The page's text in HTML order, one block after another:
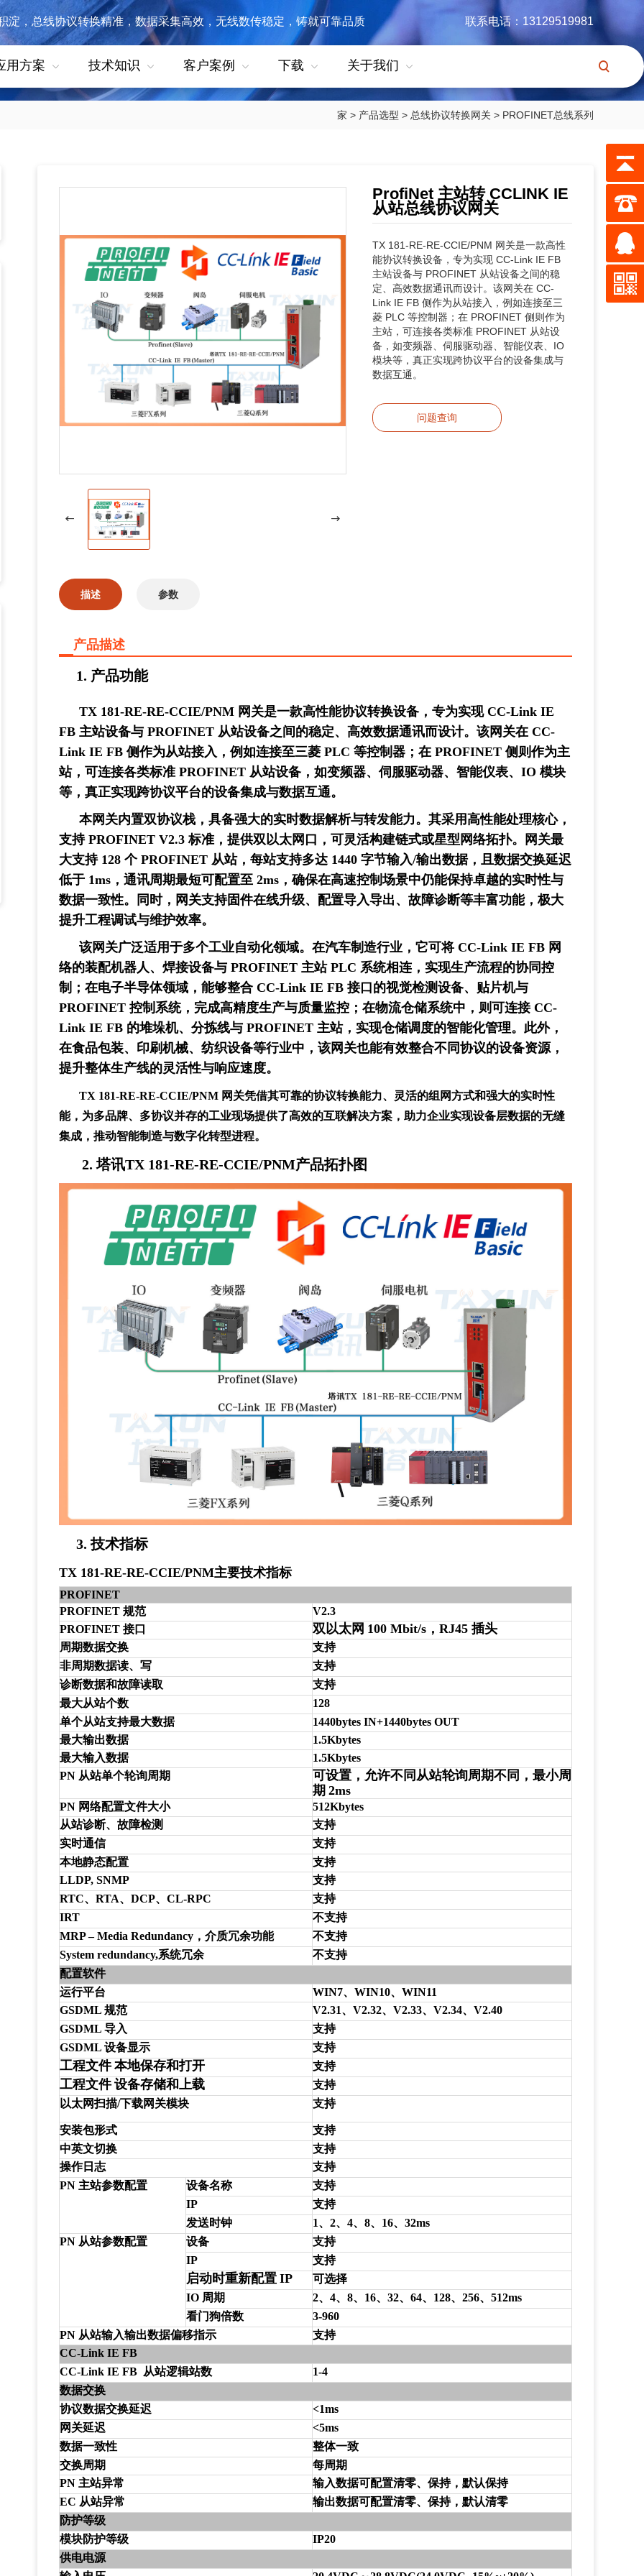
淀，总线协议转换精准，数据采集高效，无线数传稳定，铸就可靠品质 联系电话：13129519981
用方案 技术知识 客户案例 下载 关于我们
家 > 产品选型 > 总线协议转换网关 > PROFINET总线系列
ProfiNet 主站转 CCLINK IE
从站总线协议网关
TX 181-RE-RE-CCIE/PNM 网关是一款高性
能协议转换设备，专为实现 CC-Link IE FB
主站设备与 PROFINET 从站设备之间的稳
定、高效数据通讯而设计。该网关在 CC-
Link IE FB 侧作为从站接入，例如连接至三
菱 PLC 等控制器；在 PROFINET 侧则作为
主站，可连接各类标准 PROFINET 从站设
备，如变频器、伺服驱动器、智能仪表、IO
模块等，真正实现跨协议平台的设备集成与
数据互通。
问题查询
描述 参数
产品描述
1. 产品功能
TX 181-RE-RE-CCIE/PNM 网关是一款高性能协议转换设备，专为实现 CC-Link IE
FB 主站设备与 PROFINET 从站设备之间的稳定、高效数据通讯而设计。该网关在 CC-
Link IE FB 侧作为从站接入，例如连接至三菱 PLC 等控制器；在 PROFINET 侧则作为主
站，可连接各类标准 PROFINET 从站设备，如变频器、伺服驱动器、智能仪表、IO 模块
等，真正实现跨协议平台的设备集成与数据互通。
本网关内置双协议栈，具备强大的实时数据解析与转发能力。其采用高性能处理核心，
支持 PROFINET V2.3 标准，提供双以太网口，可灵活构建链式或星型网络拓扑。网关最
大支持 128 个 PROFINET 从站，每站支持多达 1440 字节输入/输出数据，且数据交换延迟
低于 1ms，通讯周期最短可配置至 2ms，确保在高速控制场景中仍能保持卓越的实时性与
数据一致性。同时，网关支持固件在线升级、配置导入导出、故障诊断等丰富功能，极大
提升工程调试与维护效率。
该网关广泛适用于多个工业自动化领域。在汽车制造行业，它可将 CC-Link IE FB 网
络的装配机器人、焊接设备与 PROFINET 主站 PLC 系统相连，实现生产流程的协同控
制；在电子半导体领域，能够整合 CC-Link IE FB 接口的视觉检测设备、贴片机与
PROFINET 控制系统，完成高精度生产与质量监控；在物流仓储系统中，则可连接 CC-
Link IE FB 的堆垛机、分拣线与 PROFINET 主站，实现仓储调度的智能化管理。此外，
在食品包装、印刷机械、纺织设备等行业中，该网关也能有效整合不同协议的设备资源，
提升整体生产线的灵活性与响应速度。
TX 181-RE-RE-CCIE/PNM 网关凭借其可靠的协议转换能力、灵活的组网方式和强大的实时性
能，为多品牌、多协议并存的工业现场提供了高效的互联解决方案，助力企业实现设备层数据的无缝
集成，推动智能制造与数字化转型进程。
2.塔讯TX 181-RE-RE-CCIE/PNM产品拓扑图
3. 技术指标
TX 181-RE-RE-CCIE/PNM主要技术指标
PROFINET
PROFINET 规范
V2.3
PROFINET 接口
双以太网 100 Mbit/s，RJ45 插头
周期数据交换
支持
非周期数据读、写
支持
诊断数据和故障读取
支持
最大从站个数
128
单个从站支持最大数据
1440bytes IN+1440bytes OUT
最大输出数据
1.5Kbytes
最大输入数据
1.5Kbytes
PN 从站单个轮询周期
可设置，允许不同从站轮询周期不同，最小周
期 2ms
PN 网络配置文件大小
512Kbytes
从站诊断、故障检测
支持
实时通信
支持
本地静态配置
支持
LLDP, SNMP
支持
RTC、RTA、DCP、CL-RPC
支持
IRT
不支持
MRP – Media Redundancy，介质冗余功能
不支持
System redundancy,系统冗余
不支持
配置软件
运行平台
WIN7、WIN10、WIN11
GSDML 规范
V2.31、V2.32、V2.33、V2.34、V2.40
GSDML 导入
支持
GSDML 设备显示
支持
工程文件 本地保存和打开 支持
工程文件 设备存储和上载
支持
以太网扫描/下载网关模块
支持
安装包形式
支持
中英文切换
支持
操作日志
支持
PN 主站参数配置
设备名称
支持
IP
支持
发送时钟
1、2、4、8、16、32ms
PN 从站参数配置
设备
支持
IP
支持
启动时重新配置 IP
可选择
IO 周期
2、4、8、16、32、64、128、256、512ms
看门狗倍数
3-960
PN 从站输入输出数据偏移指示
支持
CC-Link IE FB
CC-Link IE FB 从站逻辑站数
1-4
数据交换
协议数据交换延迟
<1ms
网关延迟
<5ms
数据一致性
整体一致
交换周期
每周期
PN 主站异常
输入数据可配置清零、保持，默认保持
EC 从站异常
输出数据可配置清零、保持，默认清零
防护等级
模块防护等级
IP20
供电电源